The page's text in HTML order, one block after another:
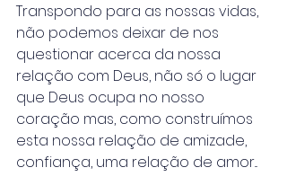
Transpondo para as nossas vidas,
não podemos deixar de nos
questionar acerca da nossa
relação com Deus, não só o lugar
que Deus ocupa no nosso
coração mas, como construímos
esta nossa relação de amizade,
confiança, uma relação de amor...